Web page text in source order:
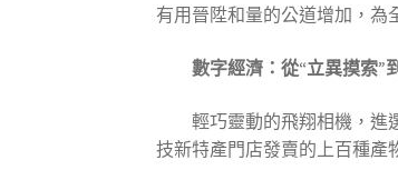
有用晉陞和量的公道增加，為
數字經濟：從“立異摸索”
輕巧靈動的飛翔相機，
技新特產門店發賣的上百種產